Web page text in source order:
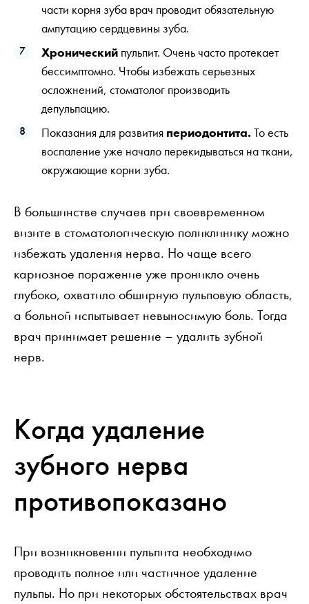
части корня зуба врач проводит обязательную
ампутацию сердцевины зуба.
Хронический пульпит. Очень часто протекает
бессимптомно. Чтобы избежать серьезных
осложнений, стоматолог производить
депульпацию.
Показания для развития периодонтита. То есть
воспаление уже начало перекидываться на ткани,
окружающие корни зуба.
В большинстве случаев при своевременном
визите в стоматологическую поликлинику можно
избежать удаления нерва. Но чаще всего
кариозное поражение уже проникло очень
глубоко, охватило обширную пульповую область,
а больной испытывает невыносимую боль. Тогда
врач принимает решение – удалить зубной
нерв.
Когда удаление
зубного нерва
противопоказано
При возникновении пульпита необходимо
проводить полное или частичное удаление
пульпы. Но при некоторых обстоятельствах врач